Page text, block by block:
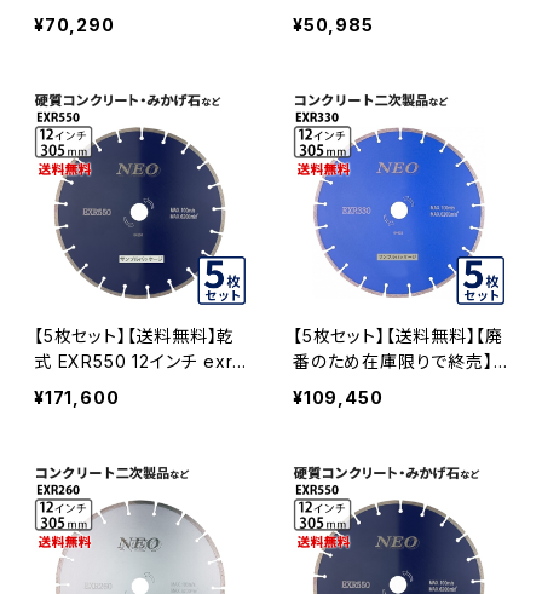
乾式 EXR330 12インチ ex
r330-12 コンクリート二次
¥70,290
12インチ コンクリート2次製
品など exr260-12 EXR26
¥50,985
【5枚セット】【送料無料】乾
式 EXR550 12インチ exr5
50-12 硬質コンクリート・み
かげ石など EXR550-12-0
¥171,600
【5枚セット】【送料無料】【廃
番のため在庫限りで終売】
乾式 EXR330 12インチ ex
r330-12 コンクリート二次
¥109,450